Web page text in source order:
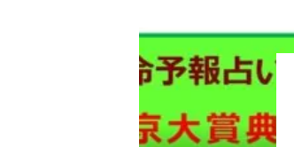
YouTube